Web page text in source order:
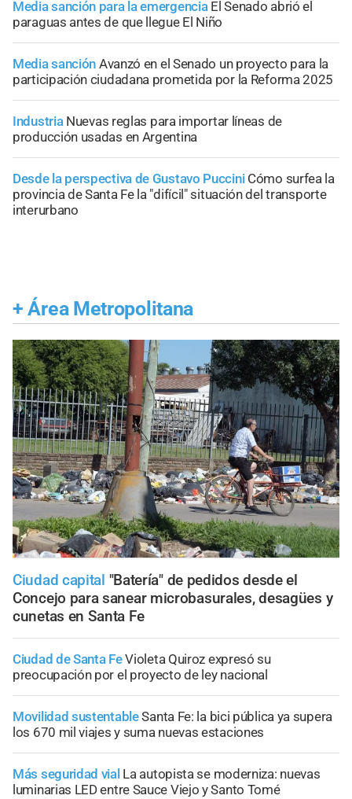
Media sanción para la emergencia El Senado abrió el
paraguas antes de que llegue El Niño
Media sanción Avanzó en el Senado un proyecto para la
participación ciudadana prometida por la Reforma 2025
Industria Nuevas reglas para importar líneas de
producción usadas en Argentina
Desde la perspectiva de Gustavo Puccini Cómo surfea la
provincia de Santa Fe la "difícil" situación del transporte
interurbano
+ Área Metropolitana
Ciudad capital "Batería" de pedidos desde el
Concejo para sanear microbasurales, desagües y
cunetas en Santa Fe
Ciudad de Santa FeVioleta Quiroz expresó su
preocupación por el proyecto de ley nacional
Movilidad sustentableSanta Fe: la bici pública ya supera
los 670 mil viajes y suma nuevas estaciones
Más seguridad vial La autopista se moderniza: nuevas
luminarias LED entre Sauce Viejo y Santo Tomé